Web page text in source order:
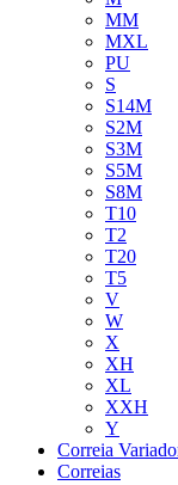
MM
MXL
PU
S
S14M
S2M
S3M
S5M
S8M
T10
T2
T20
T5
V
W
X
XH
XL
XXH
Y
Correia
Correias